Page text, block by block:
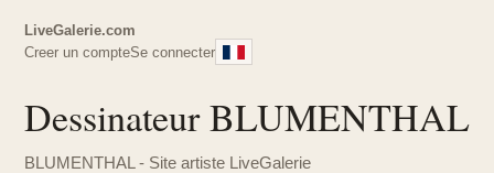
LiveGalerie.com
Creer un compteSe connecter
Dessinateur BLUMENTHAL
BLUMENTHAL - Site artiste LiveGalerie